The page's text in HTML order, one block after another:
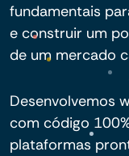
fundamentais
e construir um
de um mercado
Desenvolvemos
com código
plataformas